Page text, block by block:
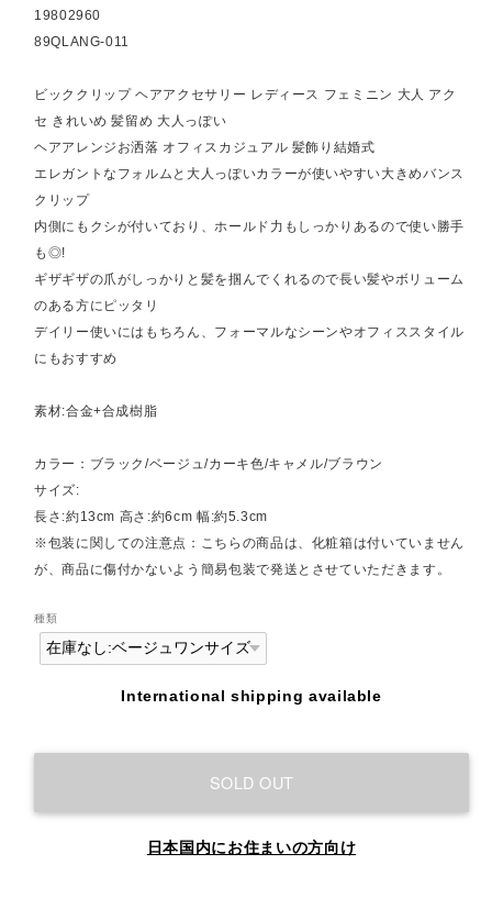
19802960
89QLANG-011
ビッククリップ ヘアアクセサリー レディース フェミニン 大人 アク
セ きれいめ 髪留め 大人っぽい
ヘアアレンジお洒落 オフィスカジュアル 髪飾り結婚式
エレガントなフォルムと大人っぽいカラーが使いやすい大きめバンス
クリップ
内側にもクシが付いており、ホールド力もしっかりあるので使い勝手
も◎!
ギザギザの爪がしっかりと髪を掴んでくれるので長い髪やボリューム
のある方にピッタリ
デイリー使いにはもちろん、フォーマルなシーンやオフィススタイル
にもおすすめ
素材:合金+合成樹脂
カラー：ブラック/ベージュ/カーキ色/キャメル/ブラウン
サイズ:
長さ:約13cm 高さ:約6cm 幅:約5.3cm
※包装に関しての注意点：こちらの商品は、化粧箱は付いていません
が、商品に傷付かないよう簡易包装で発送とさせていただきます。
種類
International shipping available
SOLD OUT
日本国内にお住まいの方向け